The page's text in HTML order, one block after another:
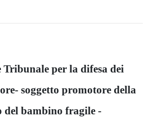
Tribunale per la difesa dei
soggetto promotore della
del bambino fragile -